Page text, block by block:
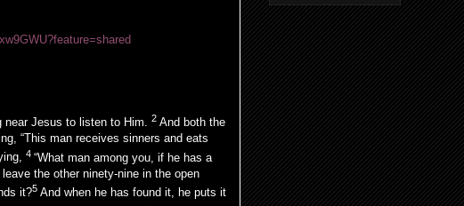
near Jesus to listen to Him. 2 And both the
“This man receives sinners and eats
4 “What man among you, if he has a
the other ninety-nine in the open
it?5 And when he has found it, he puts it